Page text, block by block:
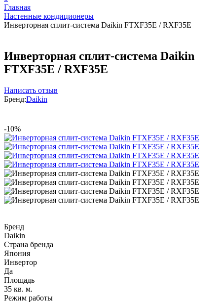
Главная
Настенные кондиционеры
Инверторная сплит-система Daikin FTXF35E / RXF35E
Инверторная сплит-система Daikin
FTXF35E / RXF35E
Написать отзыв
Бренд:Daikin
-10%
Бренд
Daikin
Страна бренда
Япония
Инвертор
Да
Площадь
35 кв. м.
Режим работы